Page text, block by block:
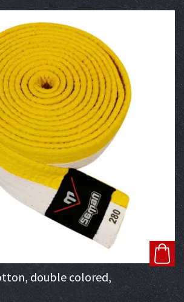
double colored,